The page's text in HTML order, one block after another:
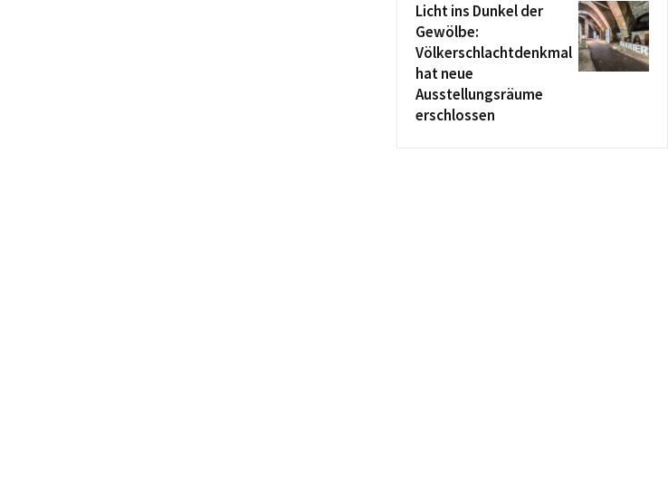
Licht ins Dunkel der
Gewölbe:
Völkerschlachtdenkmal
hat neue
Ausstellungsräume
erschlossen